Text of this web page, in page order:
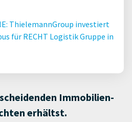
ThielemannGroup investiert
für RECHT Logistik Gruppe in
Immobilien-
erhältst.